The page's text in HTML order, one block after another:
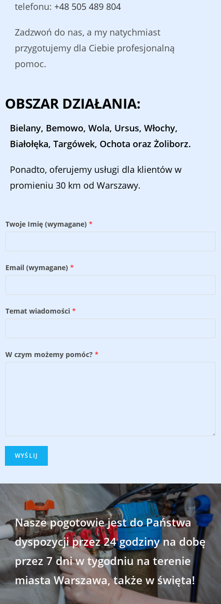
telefonu: +48 505 489 804
Zadzwoń do nas, a my natychmiast
przygotujemy dla Ciebie profesjonalną
pomoc.
OBSZAR DZIAŁANIA:
Bielany, Bemowo, Wola, Ursus, Włochy,
Białołęka, Targówek, Ochota oraz Żoliborz.
Ponadto, oferujemy usługi dla klientów w
promieniu 30 km od Warszawy.
Twoje Imię (wymagane) *
Email (wymagane) *
Temat wiadomości *
W czym możemy pomóc? *
WYŚLIJ
Nasze pogotowie jest do Państwa
dyspozycji przez 24 godziny na dobę
przez 7 dni w tygodniu na terenie
miasta Warszawa, także w święta!